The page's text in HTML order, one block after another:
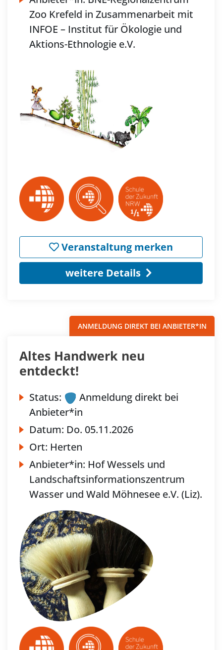
Zoo Krefeld in Zusammenarbeit mit
INFOE – Institut für Ökologie und
Aktions-Ethnologie e.V.
Veranstaltung merken
weitere Details
ANMELDUNG DIREKT BEI ANBIETER*IN
Altes Handwerk neu
entdeckt!
Status:
Anmeldung direkt bei
Anbieter*in
Datum: Do. 05.11.2026
Ort: Herten
Anbieter*in: Hof Wessels und
Landschaftsinformationszentrum
Wasser und Wald Möhnesee e.V. (Liz).